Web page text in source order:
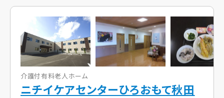
介護付有料老人ホーム
ニチイケアセンターひろおもて秋田